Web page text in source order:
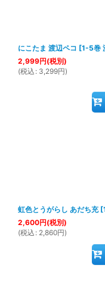
にこたま 渡辺ペコ [1-5巻
2,999円(税別)
(税込 : 3,299円)
虹色とうがらし あだち充 [
2,600円(税別)
(税込 : 2,860円)